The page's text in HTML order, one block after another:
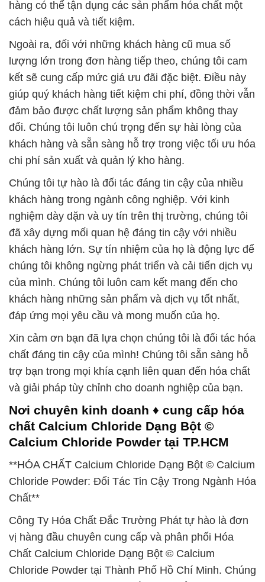
hàng có thể tận dụng các sản phẩm hóa chất một
cách hiệu quả và tiết kiệm.
Ngoài ra, đối với những khách hàng cũ mua số
lượng lớn trong đơn hàng tiếp theo, chúng tôi cam
kết sẽ cung cấp mức giá ưu đãi đặc biệt. Điều này
giúp quý khách hàng tiết kiệm chi phí, đồng thời vẫn
đảm bảo được chất lượng sản phẩm không thay
đổi. Chúng tôi luôn chú trọng đến sự hài lòng của
khách hàng và sẵn sàng hỗ trợ trong việc tối ưu hóa
chi phí sản xuất và quản lý kho hàng.
Chúng tôi tự hào là đối tác đáng tin cậy của nhiều
khách hàng trong ngành công nghiệp. Với kinh
nghiệm dày dặn và uy tín trên thị trường, chúng tôi
đã xây dựng mối quan hệ đáng tin cậy với nhiều
khách hàng lớn. Sự tín nhiệm của họ là động lực để
chúng tôi không ngừng phát triển và cải tiến dịch vụ
của mình. Chúng tôi luôn cam kết mang đến cho
khách hàng những sản phẩm và dịch vụ tốt nhất,
đáp ứng mọi yêu cầu và mong muốn của họ.
Xin cảm ơn bạn đã lựa chọn chúng tôi là đối tác hóa
chất đáng tin cậy của mình! Chúng tôi sẵn sàng hỗ
trợ bạn trong mọi khía cạnh liên quan đến hóa chất
và giải pháp tùy chỉnh cho doanh nghiệp của bạn.
Nơi chuyên kinh doanh ♦ cung cấp hóa
chất Calcium Chloride Dạng Bột ©
Calcium Chloride Powder tại TP.HCM
**HÓA CHẤT Calcium Chloride Dạng Bột © Calcium
Chloride Powder: Đối Tác Tin Cậy Trong Ngành Hóa
Chất**
Công Ty Hóa Chất Đắc Trường Phát tự hào là đơn
vị hàng đầu chuyên cung cấp và phân phối Hóa
Chất Calcium Chloride Dạng Bột © Calcium
Chloride Powder tại Thành Phố Hồ Chí Minh. Chúng